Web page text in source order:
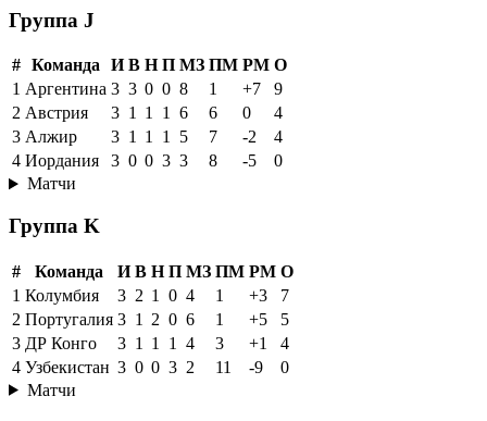
Группа J
# Команда И В Н П МЗ ПМ РМ О
1 Аргентина 3 3 0 0 8 1 +7
9
2 Австрия 3 1 1 1 6 6 0
4
3 Алжир 3 1 1 1 5 7 -2
4
4 Иордания 3 0 0 3 3 8 -5
0
Матчи
Группа K
# Команда И В Н П МЗ ПМ РМ О
1 Колумбия 3 2 1 0 4 1 +3
7
2 Португалия 3 1 2 0 6 1 +5
5
3 ДР Конго 3 1 1 1 4 3 +1
4
4 Узбекистан 3 0 0 3 2 11 -9
0
Матчи